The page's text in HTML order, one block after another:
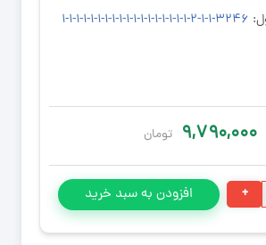
۳۲۴۶-۱-۱-۲-۱-۱-۱-۱-۱-۱-۱-۱-۱-۱-۱-۱-۱-۱-۱-۱-۱-۱
۹,۷۹۰,۰۰۰ تومان
+ افزودن به سبد خرید